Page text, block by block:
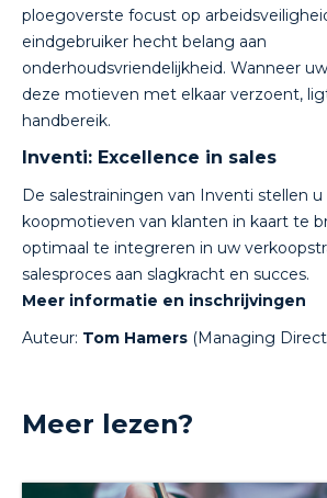
ploegoverste focust op
eindgebruiker hecht belang aan
onderhoudsvriendelijkheid. Wanneer
deze motieven met elkaar verzoent,
handbereik.
Inventi: Excellence in sales
De salestrainingen van Inventi stellen
koopmotieven van klanten in kaart te
optimaal te integreren in uw
salesproces aan slagkracht en succes.
Meer informatie en inschrijvingen
Auteur: Tom Hamers (Managing
Meer lezen?